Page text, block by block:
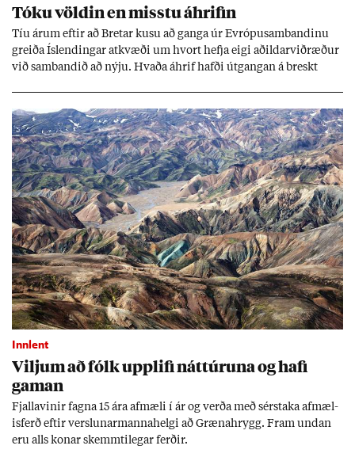
Tóku völd­in en misstu áhrif­in
Tíu ár­um eft­ir að Bret­ar kusu að ganga úr Evr­ópu­sam­band­inu
greiða Ís­lend­ing­ar at­kvæði um hvort hefja eigi að­ild­ar­við­ræð­ur
við sam­band­ið að nýju. Hvaða áhrif hafði út­gang­an á breskt
Innlent
Vilj­um að fólk upp­lifi nátt­úr­una og hafi
gam­an
Fjalla­vin­ir fagna 15 ára af­mæli í ár og verða með sér­staka af­mæl­
is­ferð eft­ir versl­un­ar­manna­helgi að Græna­hrygg. Fram und­an
eru alls kon­ar skemmti­leg­ar ferð­ir.